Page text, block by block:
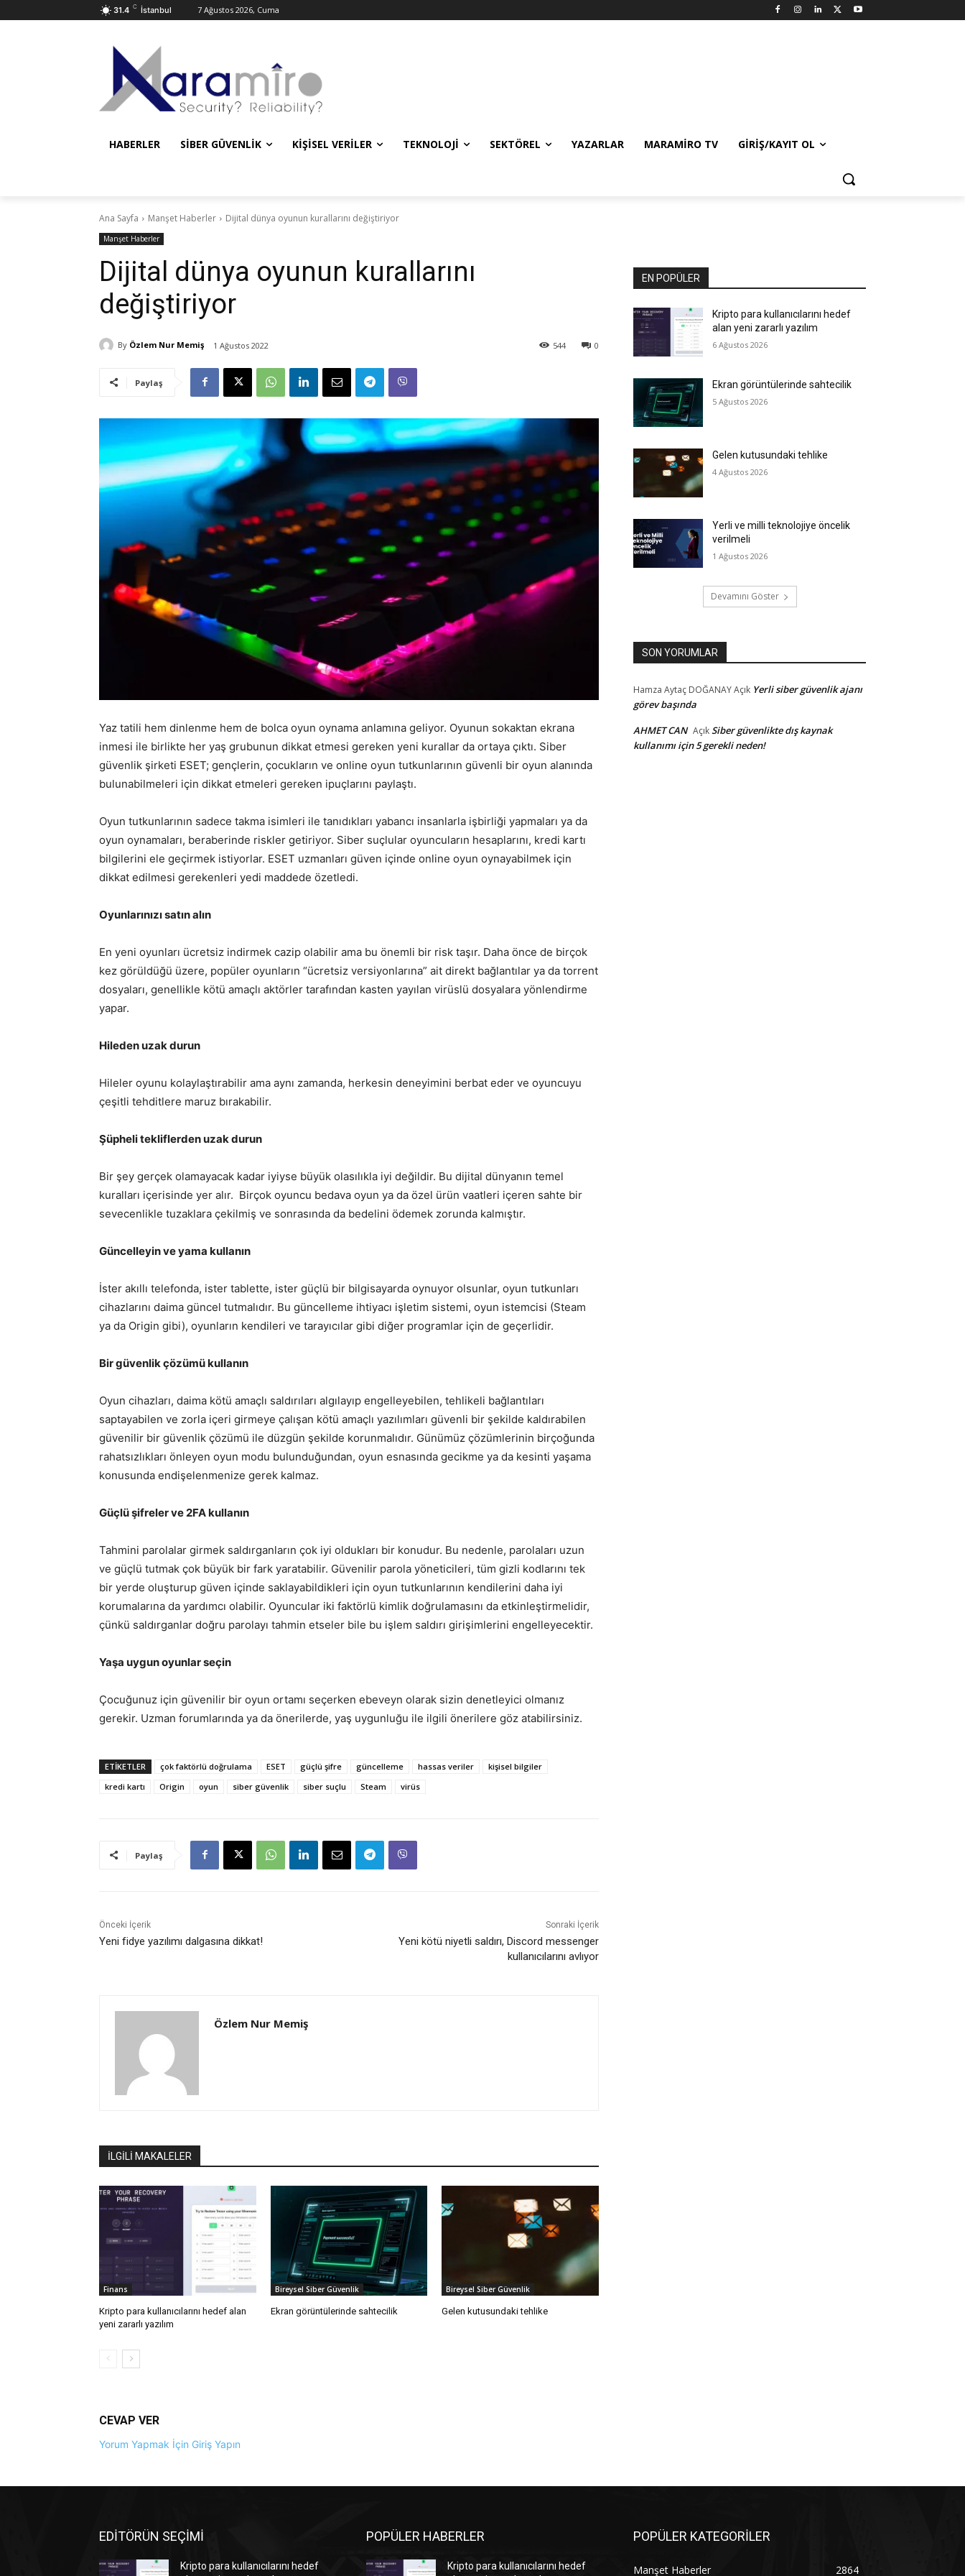
31.4 C İstanbul 7 Ağustos 2026, Cuma
HABERLER SIBER GÜVENLIK KIŞISEL VERILER TEKNOLOJI SEKTÖREL YAZARLAR MARAMIRO TV GIRIŞ/KAYIT OL
Ana Sayfa Manşet Haberler Dijital dünya oyunun kurallarını değiştiriyor
Manşet Haberler
Dijital dünya oyunun kurallarını
değiştiriyor
By Özlem Nur Memiş 1 Ağustos 2022 0
544
Paylaş
Yaz tatili hem dinlenme hem de bolca oyun oynama anlamına geliyor. Oyunun sokaktan ekrana
inmesi ile birlikte her yaş grubunun dikkat etmesi gereken yeni kurallar da ortaya çıktı. Siber
güvenlik şirketi ESET; gençlerin, çocukların ve online oyun tutkunlarının güvenli bir oyun alanında
bulunabilmeleri için dikkat etmeleri gereken ipuçlarını paylaştı.
Oyun tutkunlarının sadece takma isimleri ile tanıdıkları yabancı insanlarla işbirliği yapmaları ya da
oyun oynamaları, beraberinde riskler getiriyor. Siber suçlular oyuncuların hesaplarını, kredi kartı
bilgilerini ele geçirmek istiyorlar. ESET uzmanları güven içinde online oyun oynayabilmek için
dikkat edilmesi gerekenleri yedi maddede özetledi.
Oyunlarınızı satın alın
En yeni oyunları ücretsiz indirmek cazip olabilir ama bu önemli bir risk taşır. Daha önce de birçok
kez görüldüğü üzere, popüler oyunların “ücretsiz versiyonlarına” ait direkt bağlantılar ya da torrent
dosyaları, genellikle kötü amaçlı aktörler tarafından kasten yayılan virüslü dosyalara yönlendirme
yapar.
Hileden uzak durun
Hileler oyunu kolaylaştırabilir ama aynı zamanda, herkesin deneyimini berbat eder ve oyuncuyu
çeşitli tehditlere maruz bırakabilir.
Şüpheli tekliflerden uzak durun
Bir şey gerçek olamayacak kadar iyiyse büyük olasılıkla iyi değildir. Bu dijital dünyanın temel
kuralları içerisinde yer alır. Birçok oyuncu bedava oyun ya da özel ürün vaatleri içeren sahte bir
sevecenlikle tuzaklara çekilmiş ve sonrasında da bedelini ödemek zorunda kalmıştır.
Güncelleyin ve yama kullanın
İster akıllı telefonda, ister tablette, ister güçlü bir bilgisayarda oynuyor olsunlar, oyun tutkunları
cihazlarını daima güncel tutmalıdır. Bu güncelleme ihtiyacı işletim sistemi, oyun istemcisi (Steam
ya da Origin gibi), oyunların kendileri ve tarayıcılar gibi diğer programlar için de geçerlidir.
Bir güvenlik çözümü kullanın
Oyun cihazları, daima kötü amaçlı saldırıları algılayıp engelleyebilen, tehlikeli bağlantıları
saptayabilen ve zorla içeri girmeye çalışan kötü amaçlı yazılımları güvenli bir şekilde kaldırabilen
güvenilir bir güvenlik çözümü ile düzgün şekilde korunmalıdır. Günümüz çözümlerinin birçoğunda
rahatsızlıkları önleyen oyun modu bulunduğundan, oyun esnasında gecikme ya da kesinti yaşama
konusunda endişelenmenize gerek kalmaz.
Güçlü şifreler ve 2FA kullanın
Tahmini parolalar girmek saldırganların çok iyi oldukları bir konudur. Bu nedenle, parolaları uzun
ve güçlü tutmak çok büyük bir fark yaratabilir. Güvenilir parola yöneticileri, tüm gizli kodlarını tek
bir yerde oluşturup güven içinde saklayabildikleri için oyun tutkunlarının kendilerini daha iyi
korumalarına da yardımcı olabilir. Oyuncular iki faktörlü kimlik doğrulamasını da etkinleştirmelidir,
çünkü saldırganlar doğru parolayı tahmin etseler bile bu işlem saldırı girişimlerini engelleyecektir.
Yaşa uygun oyunlar seçin
Çocuğunuz için güvenilir bir oyun ortamı seçerken ebeveyn olarak sizin denetleyici olmanız
gerekir. Uzman forumlarında ya da önerilerde, yaş uygunluğu ile ilgili önerilere göz atabilirsiniz.
ETİKETLER çok faktörlü doğrulama ESET güçlü şifre güncelleme hassas veriler
kişisel bilgiler
kredi kartı
Origin oyun siber güvenlik siber suçlu Steam virüs
Paylaş
Önceki İçerik
Yeni fidye yazılımı dalgasına dikkat!
Sonraki İçerik
Yeni kötü niyetli saldırı, Discord messenger
kullanıcılarını avlıyor
Özlem Nur Memiş
İLGİLİ MAKALELER
Finans
Kripto para kullanıcılarını hedef alan
yeni zararlı yazılım
Bireysel Siber Güvenlik
Ekran görüntülerinde sahtecilik
Bireysel Siber Güvenlik
Gelen kutusundaki tehlike
CEVAP VER
Yorum Yapmak İçin Giriş Yapın
EN POPÜLER
Kripto para kullanıcılarını hedef
alan yeni zararlı yazılım
6 Ağustos 2026
Ekran görüntülerinde sahtecilik
5 Ağustos 2026
Gelen kutusundaki tehlike
4 Ağustos 2026
Yerli ve milli teknolojiye öncelik
verilmeli
1 Ağustos 2026
Devamını Göster
SON YORUMLAR
Hamza Aytaç DOĞANAYAçık Yerli siber güvenlik ajanı
görev başında
AHMET CAN AçıkSiber güvenlikte dış kaynak
kullanımı için 5 gerekli neden!
EDİTÖRÜN SEÇİMİ
Kripto para kullanıcılarını hedef
POPÜLER HABERLER
Kripto para kullanıcılarını hedef
POPÜLER KATEGORİLER
Manşet Haberler 2864